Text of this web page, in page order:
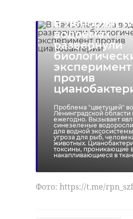
В
водоемах
развернули
эксперимент
против
Проблема "цветущей"
Ленинградской области
ежегодно. Вызывает
синезеленые
для водной
угроза для рыб,
животных.
токсины, проникающие
накапливающиеся в
Фото: https://t.me/
"В ходе
инспекторы
Управления на
витринах
залов двух
магазина
и
клиники
обнаружили
препараты для
такси
транспортная комисися
Поделиться